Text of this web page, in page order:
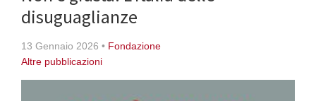
disuguaglianze
13 Gennaio 2026 • Fondazione
Altre pubblicazioni